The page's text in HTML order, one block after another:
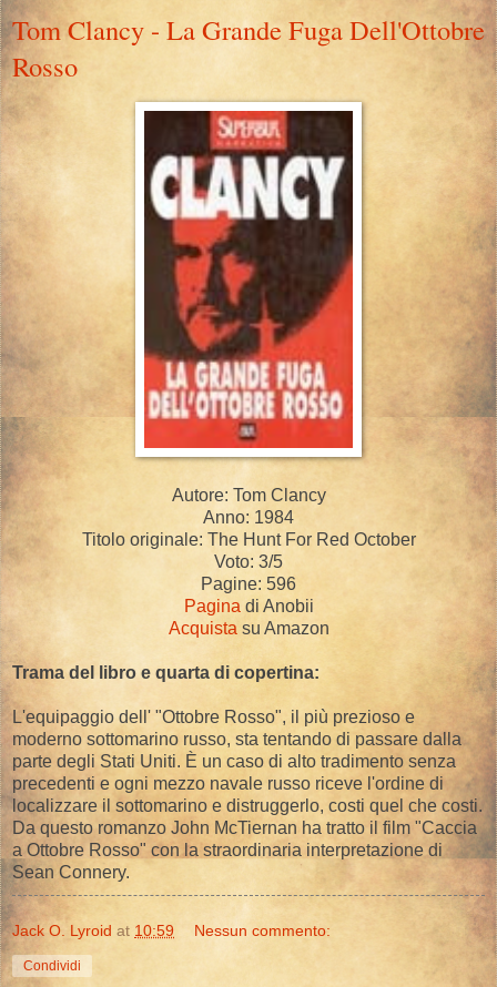
Tom Clancy - La Grande Fuga Dell'Ottobre
Rosso
Autore: Tom Clancy
Anno: 1984
Titolo originale: The Hunt For Red October
Voto: 3/5
Pagine: 596
Pagina di Anobii
Acquista su Amazon
Trama del libro e quarta di copertina:
L'equipaggio dell' "Ottobre Rosso", il più prezioso e
moderno sottomarino russo, sta tentando di passare dalla
parte degli Stati Uniti. È un caso di alto tradimento senza
precedenti e ogni mezzo navale russo riceve l'ordine di
localizzare il sottomarino e distruggerlo, costi quel che costi.
Da questo romanzo John McTiernan ha tratto il film "Caccia
a Ottobre Rosso" con la straordinaria interpretazione di
Sean Connery.
Jack O. Lyroid at 10:59 Nessun commento:
Condividi